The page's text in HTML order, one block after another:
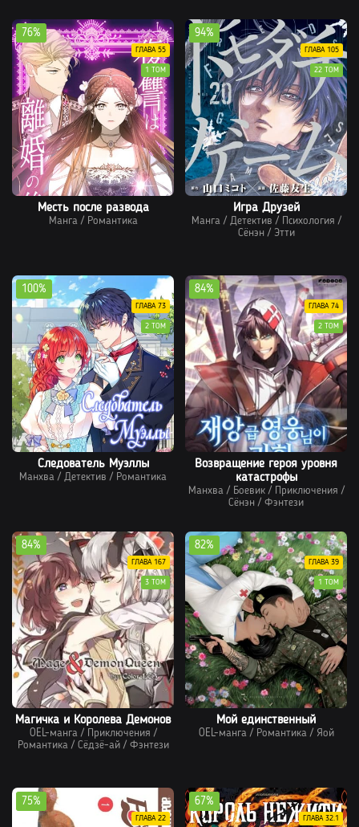
Месть после развода
Манга/ Романтика
76%
ГЛАВА 55
1 ТОМ
Игра Друзей
Манга/ Детектив / Психология /
Сёнэн / Этти
94%
ГЛАВА 105
22 ТОМ
Следователь Муэллы
Манхва / Детектив / Романтика
100%
ГЛАВА 73
2 ТОМ
Возвращение героя уровня
катастрофы
Манхва/ Боевик/ Приключения /
Сёнэн / Фэнтези
84%
ГЛАВА 74
2 ТОМ
Магичка и Королева Демонов
OEL-манга/ Приключения /
Романтика/ Сёдзё-ай/ Фэнтези
84%
ГЛАВА 167
3 ТОМ
Мой единственный
OEL-манга/ Романтика/ Яой
82%
ГЛАВА 39
1 ТОМ
75%
ГЛАВА 22
67%
ГЛАВА 32.1